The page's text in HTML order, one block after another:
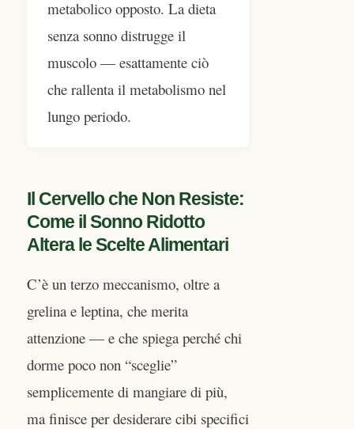
metabolico opposto. La dieta
senza sonno distrugge il
muscolo — esattamente ciò
che rallenta il metabolismo nel
lungo periodo.
Il Cervello che Non Resiste:
Come il Sonno Ridotto
Altera le Scelte Alimentari
C’è un terzo meccanismo, oltre a
grelina e leptina, che merita
attenzione — e che spiega perché chi
dorme poco non “sceglie”
semplicemente di mangiare di più,
ma finisce per desiderare cibi specifici